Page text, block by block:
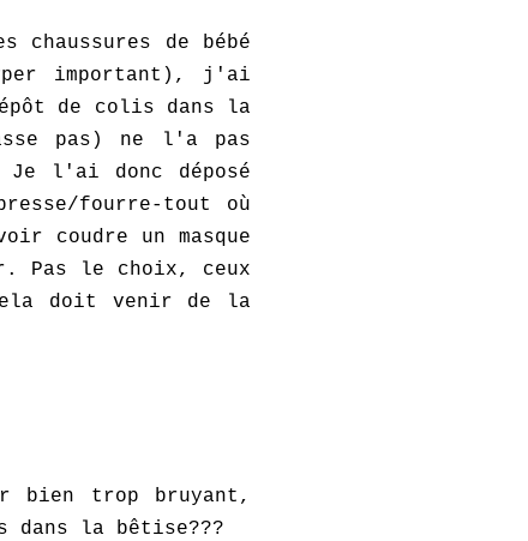
chaussures de bébé
important), j'ai
de colis dans la
pas) ne l'a pas
l'ai donc déposé
fourre-tout où
coudre un masque
Pas le choix, ceux
doit venir de la
bien trop bruyant,
dans la bêtise???